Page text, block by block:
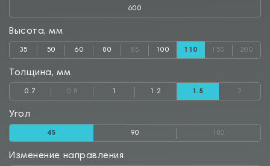
600
Высота, мм
35 50 60 80 85 100 110 150 200
Толщина, мм
0.7 0.8 1.2 1.5 2
Угол
45 90 180
Изменение направления